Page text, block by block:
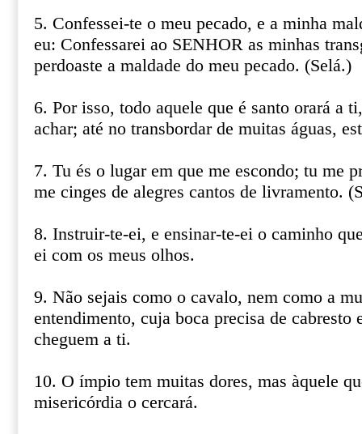
5. Confessei-te o meu pecado, e a minha
eu: Confessarei ao SENHOR as minhas
perdoaste a maldade do meu pecado. (Selá.)
6. Por isso, todo aquele que é santo orará a
achar; até no transbordar de muitas águas,
7. Tu és o lugar em que me escondo; tu me
me cinges de alegres cantos de livramento.
8. Instruir-te-ei, e ensinar-te-ei o caminho
ei com os meus olhos.
9. Não sejais como o cavalo, nem como a
entendimento, cuja boca precisa de cabresto
cheguem a ti.
10. O ímpio tem muitas dores, mas àquele
misericórdia o cercará.